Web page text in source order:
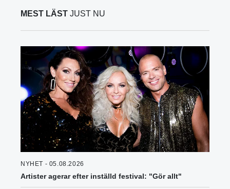
MEST LÄST JUST NU
NYHET - 05.08.2026
Artister agerar efter inställd festival: "Gör allt"